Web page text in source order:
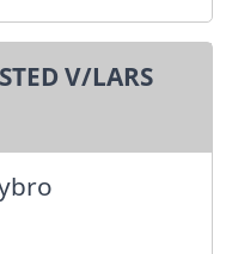
V/LARS